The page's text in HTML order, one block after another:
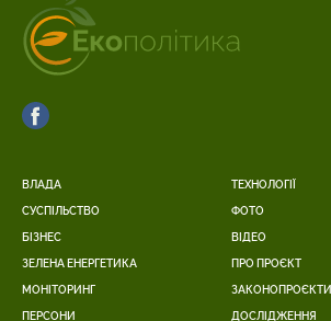
ВЛАДА
СУСПІЛЬСТВО
БІЗНЕС
ЗЕЛЕНА ЕНЕРГЕТИКА
МОНІТОРИНГ
ПЕРСОНИ
ТЕХНОЛОГІЇ
ФОТО
ВІДЕО
ПРО ПРОЄКТ
ЗАКОНОПРОЄКТИ
ДОСЛІДЖЕННЯ